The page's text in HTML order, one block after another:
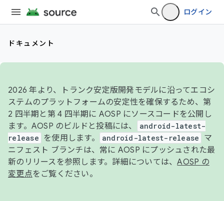
ログイン
ドキュメント
2026 年より、トランク安定版開発モデルに沿ってエコシ
ステムのプラットフォームの安定性を確保するため、第
2 四半期と第 4 四半期に AOSP にソースコードを公開し
ます。AOSP のビルドと投稿には、
android-latest-
release
を使用します。 android-latest-release
マ
ニフェスト ブランチは、常に AOSP にプッシュされた最
新のリリースを参照します。詳細については、AOSP の
変更点をご覧ください。